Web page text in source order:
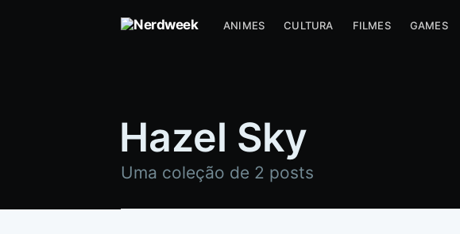
ANIMES CULTURA FILMES GAMES
Hazel Sky
Uma coleção de 2 posts